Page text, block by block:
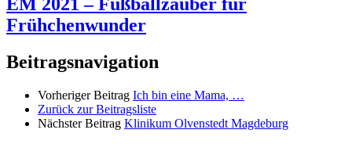
Frühchenwunder
Beitragsnavigation
Vorheriger Beitrag Ich bin eine Mama, …
Zurück zur Beitragsliste
Nächster Beitrag Klinikum Olvenstedt Magdeburg